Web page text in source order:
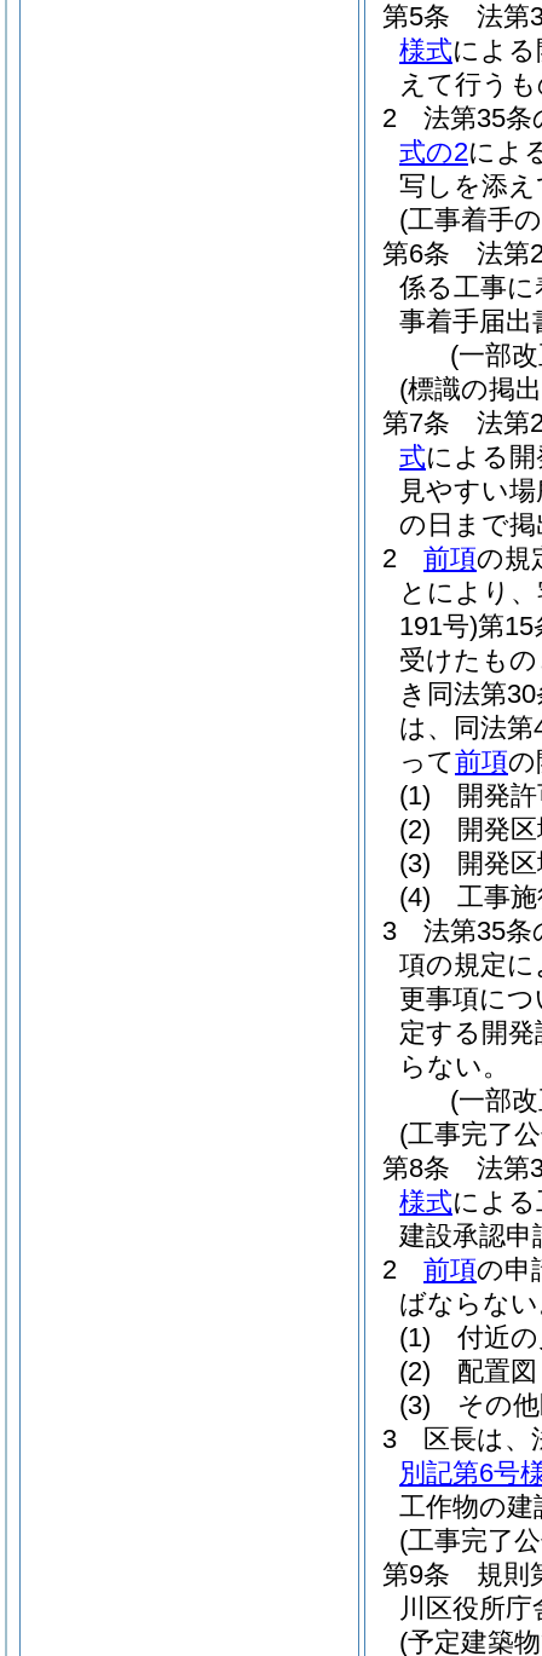
第5条
法第
様式によ
えて行う
2
法第35条
式の2によ
写しを添
(工事着手
第6条
法第
係る工事
事着手届
(一部
(標識の掲
第7条
法第
式による
見やすい
の日まで
2
前項の規
とにより
191号)第15
受けたも
き同法第
は、同法
って前項の
(1)
開発
(2)
開発
(3)
開発
(4)
工事
3
法第35条
項の規定
更事項に
定する開
らない。
(一部
(工事完了
第8条
法第
様式によ
建設承認
2
前項の申
ばならな
(1)
付近
(2)
配置図
(3)
その
3
区長は
別記第6号
工作物の
(工事完了
第9条
規則
川区役所
(予定建築